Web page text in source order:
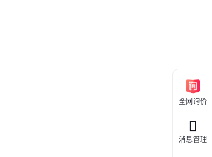
全网询价
消息管理